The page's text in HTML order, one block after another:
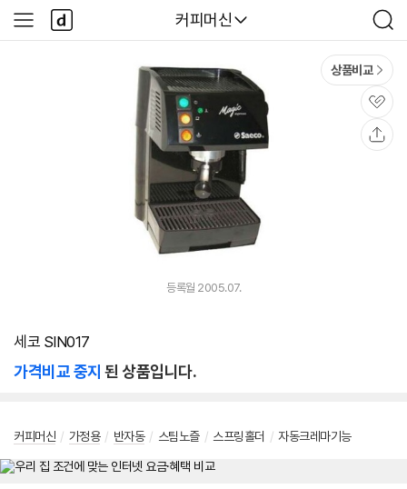
다나와
커피머신
검
색
사
이
다
나
와
상품비교
관
심
등록월 2005.07.
세코 SIN017
가격비교 중지 된 상품입니다.
커피머신 / 가정용 / 반자동 / 스팀노즐 / 스프링홀더 / 자동크레마기능